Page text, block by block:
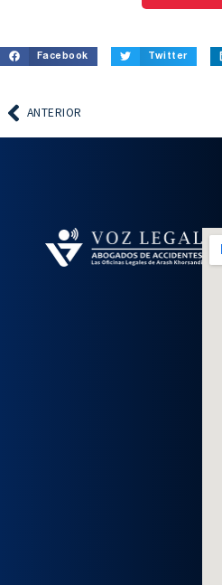
Facebook Twitter
ANTERIOR